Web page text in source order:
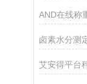
AND在线称
卤素水分测
艾安得平台